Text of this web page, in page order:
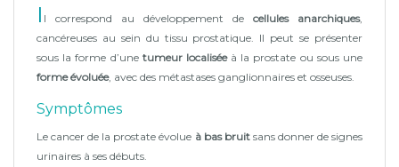
I l correspond au développement de cellules anarchiques,
cancéreuses au sein du tissu prostatique. Il peut se présenter
sous la forme d’une tumeur localiséeà la prostate ou sous une
forme évoluée, avec des métastases ganglionnaires et osseuses.
Symptômes
Le cancer de la prostate évolue à bas bruitsans donner de signes
urinaires à ses débuts.